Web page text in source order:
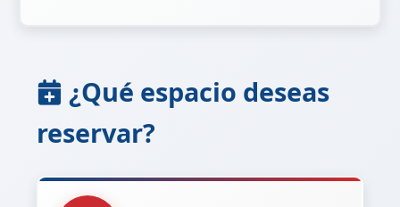
¿Qué espacio deseas
reservar?